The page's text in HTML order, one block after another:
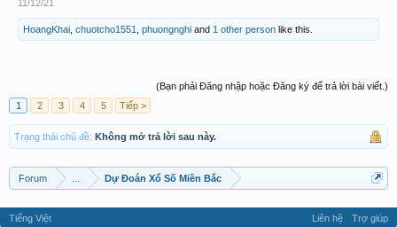
11/12/21
HoangKhai chuotcho1551 phuongnghi and 1 other person like this.
(Bạn phải Đăng nhập hoặc Đăng ký để trả lời bài viết.)
1
2 3 4 5 Tiếp >
Trạng thái chủ đề: Không mở trả lời sau này.
Forum Dự Đoán Xổ Số Miền Bắc
Tiếng Việt Liên hệ Trợ giúp